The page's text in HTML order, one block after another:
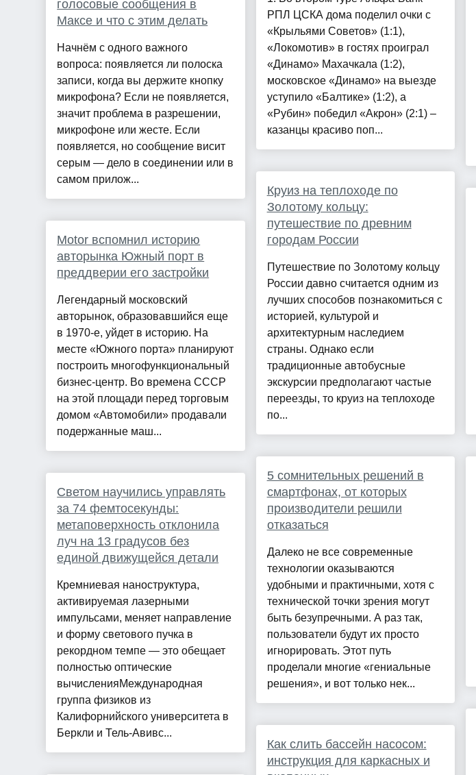
голосовые сообщения в
Максе и что с этим делать
Начнём с одного важного
вопроса: появляется ли полоска
записи, когда вы держите кнопку
микрофона? Если не появляется,
значит проблема в разрешении,
микрофоне или жесте. Если
появляется, но сообщение висит
серым — дело в соединении или в
самом прилож...
Motor вспомнил историю
авторынка Южный порт в
преддверии его застройки
Легендарный московский
авторынок, образовавшийся еще
в 1970-е, уйдет в историю. На
месте «Южного порта» планируют
построить многофункциональный
бизнес-центр. Во времена СССР
на этой площади перед торговым
домом «Автомобили» продавали
подержанные маш...
Светом научились управлять
за 74 фемтосекунды:
метаповерхность отклонила
луч на 13 градусов без
единой движущейся детали
Кремниевая наноструктура,
активируемая лазерными
импульсами, меняет направление
и форму светового пучка в
рекордном темпе — это обещает
полностью оптические
вычисленияМеждународная
группа физиков из
Калифорнийского университета в
Беркли и Тель-Авивс...
РПЛ ЦСКА дома поделил очки с
«Крыльями Советов» (1:1),
«Локомотив» в гостях проиграл
«Динамо» Махачкала (1:2),
московское «Динамо» на выезде
уступило «Балтике» (1:2), а
«Рубин» победил «Акрон» (2:1) –
казанцы красиво поп...
Круиз на теплоходе по
Золотому кольцу:
путешествие по древним
городам России
Путешествие по Золотому кольцу
России давно считается одним из
лучших способов познакомиться с
историей, культурой и
архитектурным наследием
страны. Однако если
традиционные автобусные
экскурсии предполагают частые
переезды, то круиз на теплоходе
по...
5 сомнительных решений в
смартфонах, от которых
производители решили
отказаться
Далеко не все современные
технологии оказываются
удобными и практичными, хотя с
технической точки зрения могут
быть безупречными. А раз так,
пользователи будут их просто
игнорировать. Этот путь
проделали многие «гениальные
решения», и вот только нек...
Как слить бассейн насосом:
инструкция для каркасных и